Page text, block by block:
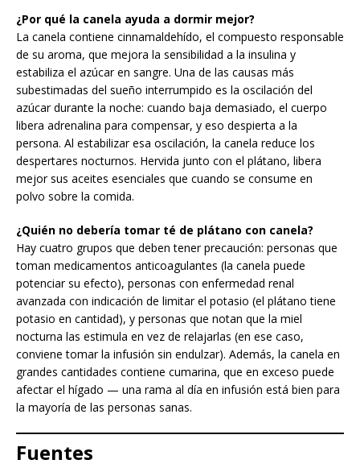
¿Por qué la canela ayuda a dormir mejor?
La canela contiene cinnamaldehído, el compuesto responsable
de su aroma, que mejora la sensibilidad a la insulina y
estabiliza el azúcar en sangre. Una de las causas más
subestimadas del sueño interrumpido es la oscilación del
azúcar durante la noche: cuando baja demasiado, el cuerpo
libera adrenalina para compensar, y eso despierta a la
persona. Al estabilizar esa oscilación, la canela reduce los
despertares nocturnos. Hervida junto con el plátano, libera
mejor sus aceites esenciales que cuando se consume en
polvo sobre la comida.
¿Quién no debería tomar té de plátano con canela?
Hay cuatro grupos que deben tener precaución: personas que
toman medicamentos anticoagulantes (la canela puede
potenciar su efecto), personas con enfermedad renal
avanzada con indicación de limitar el potasio (el plátano tiene
potasio en cantidad), y personas que notan que la miel
nocturna las estimula en vez de relajarlas (en ese caso,
conviene tomar la infusión sin endulzar). Además, la canela en
grandes cantidades contiene cumarina, que en exceso puede
afectar el hígado — una rama al día en infusión está bien para
la mayoría de las personas sanas.
Fuentes